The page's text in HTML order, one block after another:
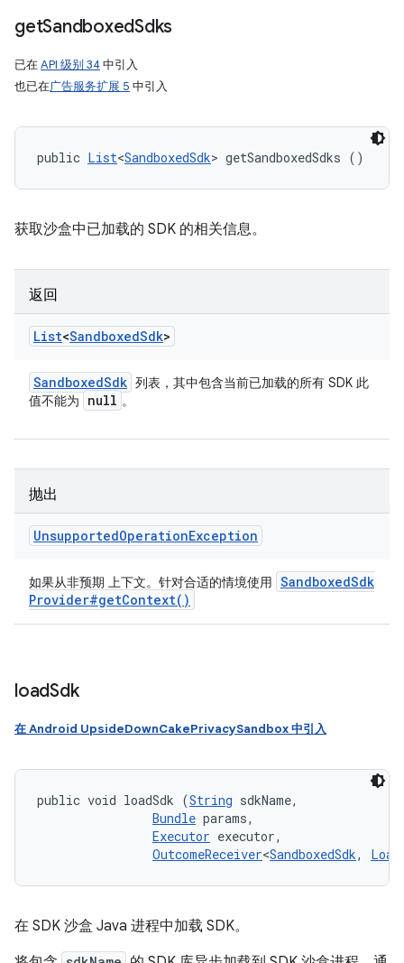
getSandboxedSdks
已在API 级别 34 中引入
也已在广告服务扩展 5 中引入
public List<SandboxedSdk> getSandboxedSdks ()
获取沙盒中已加载的 SDK 的相关信息。
返回
List<SandboxedSdk>
SandboxedSdk 列表，其中包含当前已加载的所有 SDK 此
值不能为
null 。
抛出
UnsupportedOperationException
如果从非预期 上下文。针对合适的情境使用 SandboxedSdk
Provider#getContext( )
loadSdk
在 Android UpsideDownCakePrivacySandbox 中引入
public void loadSdk (String sdkName,
Bundle params,
Executor executor,
OutcomeReceiver<SandboxedSdk,
在 SDK 沙盒 Java 进程中加载 SDK。